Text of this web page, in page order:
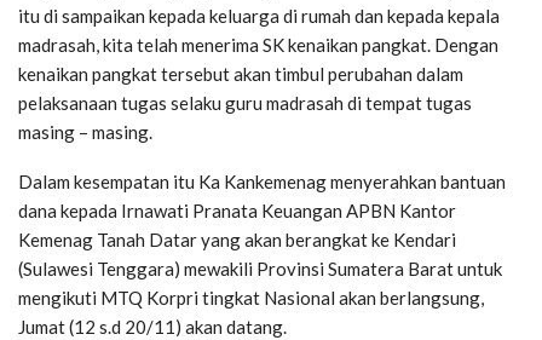
itu di sampaikan kepada keluarga di rumah dan kepada kepala
madrasah, kita telah menerima SK kenaikan pangkat. Dengan
kenaikan pangkat tersebut akan timbul perubahan dalam
pelaksanaan tugas selaku guru madrasah di tempat tugas
masing – masing.
Dalam kesempatan itu Ka Kankemenag menyerahkan bantuan
dana kepada Irnawati Pranata Keuangan APBN Kantor
Kemenag Tanah Datar yang akan berangkat ke Kendari
(Sulawesi Tenggara) mewakili Provinsi Sumatera Barat untuk
mengikuti MTQ Korpri tingkat Nasional akan berlangsung,
Jumat (12 s.d 20/11) akan datang.